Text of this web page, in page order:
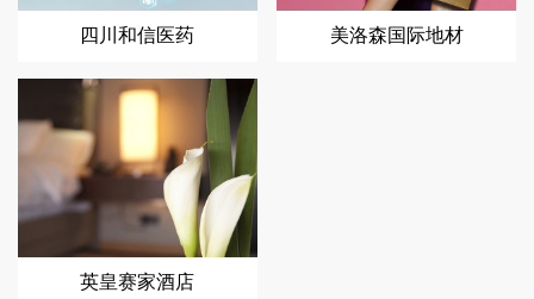
四川和信医药 美洛森国际地材
英皇赛家酒店